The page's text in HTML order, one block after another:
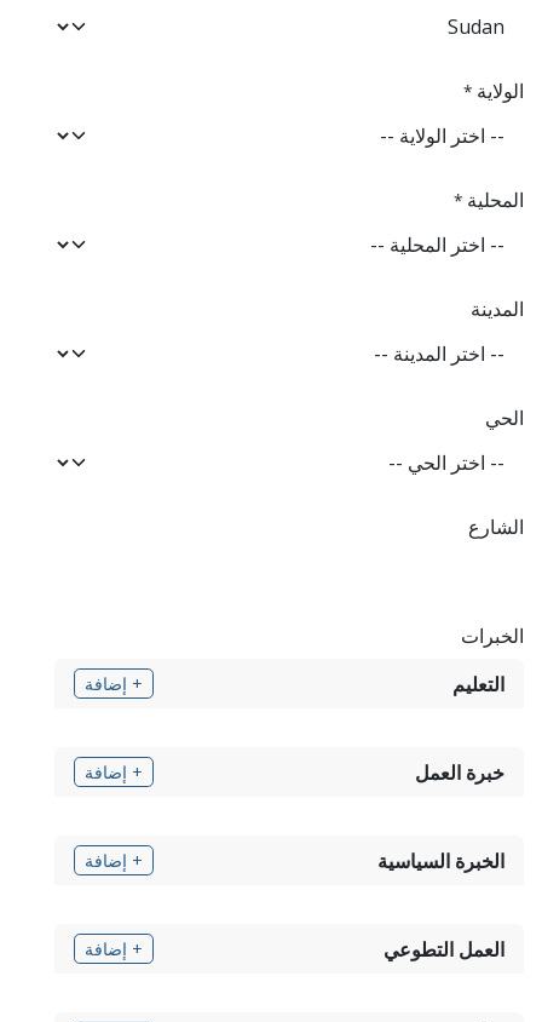
الولاية *
المحلية *
المدينة
الحي
الشارع
الخبرات
التعليم
+ إضافة
خبرة العمل + إضافة
الخبرة السياسية + إضافة
العمل التطوعي + إضافة